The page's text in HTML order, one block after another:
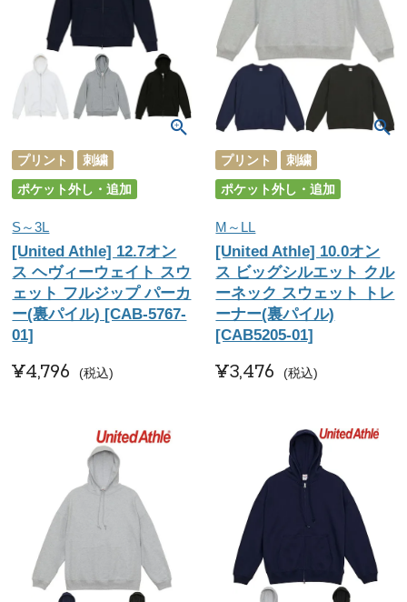
プリント
刺繍
ポケット外し・追加
S～3L
[United Athle] 12.7オン
ス ヘヴィーウェイト スウ
ェット フルジップ パーカ
ー(裏パイル) [CAB-5767-
01]
¥4,796 税込
プリント
刺繍
ポケット外し・追加
M～LL
[United Athle] 10.0オン
ス ビッグシルエット クル
ーネック スウェット トレ
ーナー(裏パイル)
[CAB5205-01]
¥3,476 税込